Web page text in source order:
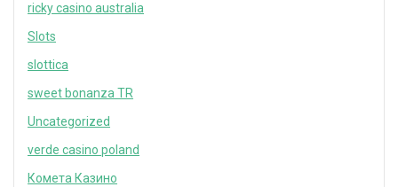
ricky casino australia
Slots
slottica
sweet bonanza TR
Uncategorized
verde casino poland
Комета Казино